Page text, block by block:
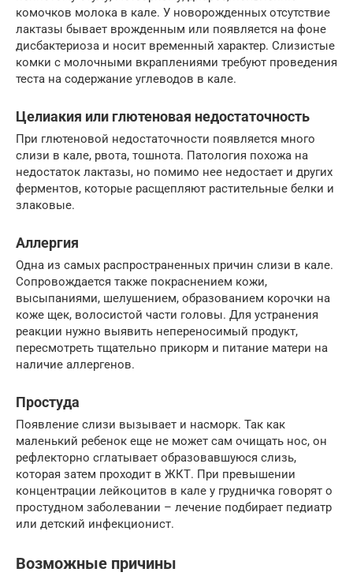
комочков молока в кале. У новорожденных отсутствие
лактазы бывает врожденным или появляется на фоне
дисбактериоза и носит временный характер. Слизистые
комки с молочными вкраплениями требуют проведения
теста на содержание углеводов в кале.
Целиакия или глютеновая недостаточность
При глютеновой недостаточности появляется много
слизи в кале, рвота, тошнота. Патология похожа на
недостаток лактазы, но помимо нее недостает и других
ферментов, которые расщепляют растительные белки и
злаковые.
Аллергия
Одна из самых распространенных причин слизи в кале.
Сопровождается также покраснением кожи,
высыпаниями, шелушением, образованием корочки на
коже щек, волосистой части головы. Для устранения
реакции нужно выявить непереносимый продукт,
пересмотреть тщательно прикорм и питание матери на
наличие аллергенов.
Простуда
Появление слизи вызывает и насморк. Так как
маленький ребенок еще не может сам очищать нос, он
рефлекторно сглатывает образовавшуюся слизь,
которая затем проходит в ЖКТ. При превышении
концентрации лейкоцитов в кале у грудничка говорят о
простудном заболевании – лечение подбирает педиатр
или детский инфекционист.
Возможные причины